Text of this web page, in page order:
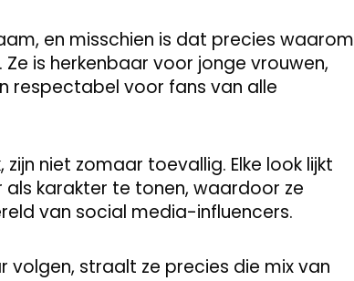
en misschien is dat precies waarom
is herkenbaar voor jonge vrouwen,
respectabel voor fans van alle
niet zomaar toevallig. Elke look lijkt
karakter te tonen, waardoor ze
van social media-influencers.
straalt ze precies die mix van